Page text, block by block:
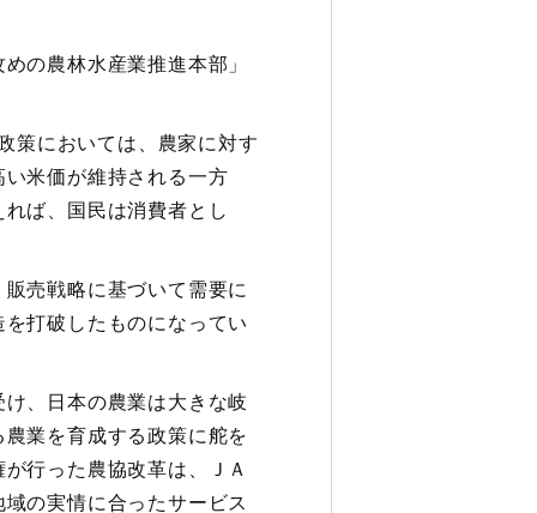
の農林水産業推進本部」
策においては、農家に対す
米価が維持される一方
ば、国民は消費者とし
売戦略に基づいて需要に
打破したものになってい
、日本の農業は大きな岐
業を育成する政策に舵を
行った農協改革は、ＪＡ
の実情に合ったサービス